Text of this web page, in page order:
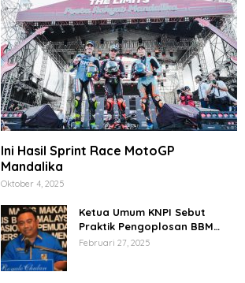
Ini Hasil Sprint Race MotoGP
Mandalika
Oktober 4, 2025
Ketua Umum KNPI Sebut
Praktik Pengoplosan BBM
Cederai Kepercayaan
Februari 27, 2025